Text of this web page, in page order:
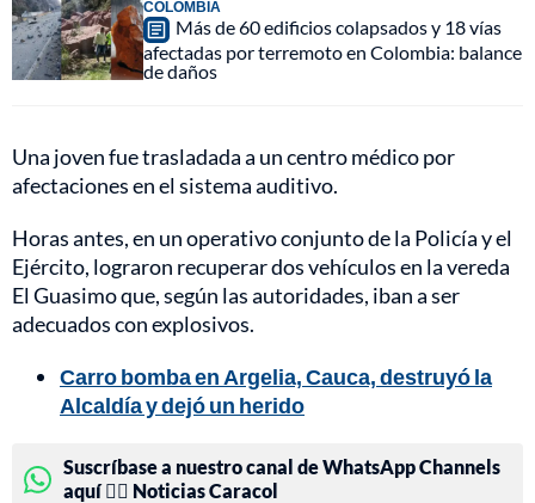
COLOMBIA
Más de 60 edificios colapsados y 18 vías
afectadas por terremoto en Colombia: balance
de daños
Una joven fue trasladada a un centro médico por
afectaciones en el sistema auditivo.
Horas antes, en un operativo conjunto de la Policía y el
Ejército, lograron recuperar dos vehículos en la vereda
El Guasimo que, según las autoridades, iban a ser
adecuados con explosivos.
Carro bomba en Argelia, Cauca, destruyó la
Alcaldía y dejó un herido
Suscríbase a nuestro canal de WhatsApp Channels
aquí 👉🏻 Noticias Caracol